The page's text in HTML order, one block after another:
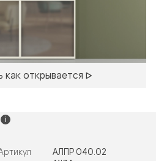
открывается
i
АЛПР 040.02